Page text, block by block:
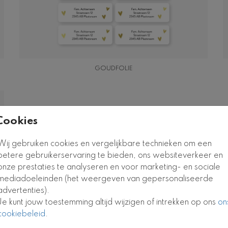
gebruiken cookies en vergelijkbare technieken om een
gebruikerservaring te bieden, ons websiteverkeer en
prestaties te analyseren en voor marketing- en sociale
(het weergeven van gepersonaliseerde
kunt jouw toestemming altijd wijzigen of intrekken op ons
.
GOUDFOLIE